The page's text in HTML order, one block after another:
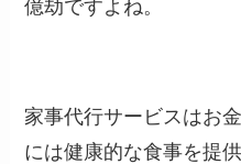
億劫ですよね。
家事代行サービスはお
には健康的な食事を提